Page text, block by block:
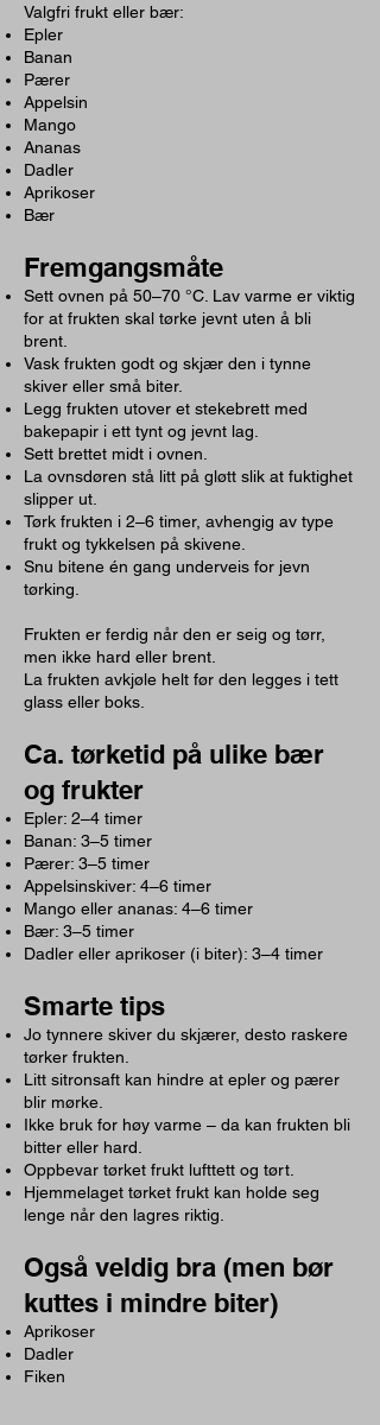
Valgfri frukt eller bær:
Epler
Banan
Pærer
Appelsin
Mango
Ananas
Dadler
Aprikoser
Bær
Fremgangsmåte
Sett ovnen på 50–70 °C. Lav varme er viktig
for at frukten skal tørke jevnt uten å bli
brent.
Vask frukten godt og skjær den i tynne
skiver eller små biter.
Legg frukten utover et stekebrett med
bakepapir i ett tynt og jevnt lag.
Sett brettet midt i ovnen.
La ovnsdøren stå litt på gløtt slik at fuktighet
slipper ut.
Tørk frukten i 2–6 timer, avhengig av type
frukt og tykkelsen på skivene.
Snu bitene én gang underveis for jevn
tørking.
Frukten er ferdig når den er seig og tørr,
men ikke hard eller brent.
La frukten avkjøle helt før den legges i tett
glass eller boks.
Ca. tørketid på ulike bær
og frukter
Epler: 2–4 timer
Banan: 3–5 timer
Pærer: 3–5 timer
Appelsinskiver: 4–6 timer
Mango eller ananas: 4–6 timer
Bær: 3–5 timer
Dadler eller aprikoser (i biter): 3–4 timer
Smarte tips
Jo tynnere skiver du skjærer, desto raskere
tørker frukten.
Litt sitronsaft kan hindre at epler og pærer
blir mørke.
Ikke bruk for høy varme – da kan frukten bli
bitter eller hard.
Oppbevar tørket frukt lufttett og tørt.
Hjemmelaget tørket frukt kan holde seg
lenge når den lagres riktig.
Også veldig bra (men bør
kuttes i mindre biter)
Aprikoser
Dadler
Fiken